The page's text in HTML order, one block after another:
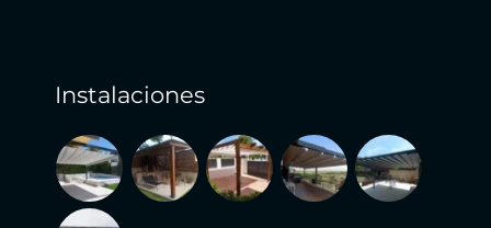
Instalaciones